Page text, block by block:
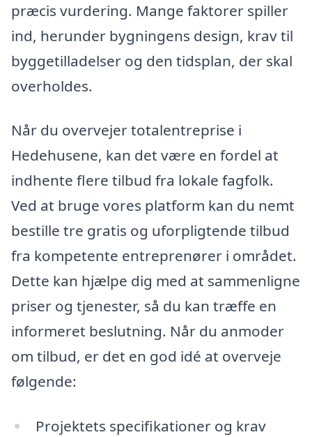
præcis vurdering. Mange faktorer spiller
ind, herunder bygningens design, krav til
byggetilladelser og den tidsplan, der skal
overholdes.
Når du overvejer totalentreprise i
Hedehusene, kan det være en fordel at
indhente flere tilbud fra lokale fagfolk.
Ved at bruge vores platform kan du nemt
bestille tre gratis og uforpligtende tilbud
fra kompetente entreprenører i området.
Dette kan hjælpe dig med at sammenligne
priser og tjenester, så du kan træffe en
informeret beslutning. Når du anmoder
om tilbud, er det en god idé at overveje
følgende:
Projektets specifikationer og krav